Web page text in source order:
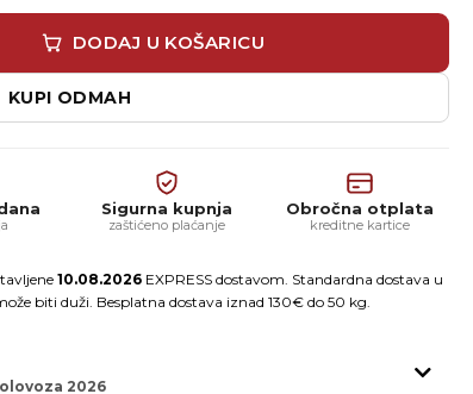
stepenice 2,5 m količina
DODAJ U KOŠARICU
KUPI ODMAH
Sigurna kupnja
zaštićeno plaćanje
Obročna otplata
kreditne kartice
10.08.2026 EXPRESS dostavom. Standardna dostava u
biti duži. Besplatna dostava iznad 130€ do 50 kg.
2026